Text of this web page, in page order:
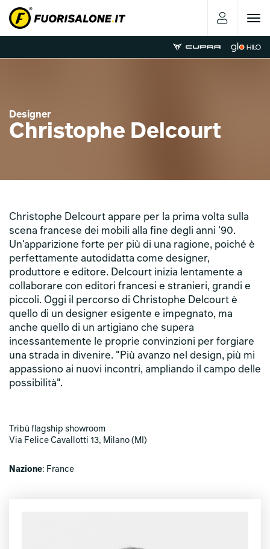
Toggle
Designer
Christophe Delcourt
Christophe Delcourt appare per la prima volta sulla
scena francese dei mobili alla fine degli anni '90.
Un'apparizione forte per più di una ragione, poiché è
perfettamente autodidatta come designer,
produttore e editore. Delcourt inizia lentamente a
collaborare con editori francesi e stranieri, grandi e
piccoli. Oggi il percorso di Christophe Delcourt è
quello di un designer esigente e impegnato, ma
anche quello di un artigiano che supera
incessantemente le proprie convinzioni per forgiare
una strada in divenire. "Più avanzo nel design, più mi
appassiono ai nuovi incontri, ampliando il campo delle
possibilità".
Tribù flagship showroom
Via Felice Cavallotti 13, Milano (MI)
Nazione: France